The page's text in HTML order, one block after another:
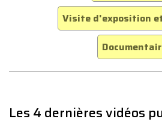
Visite d'exposition
Les 4 dernières vidéos